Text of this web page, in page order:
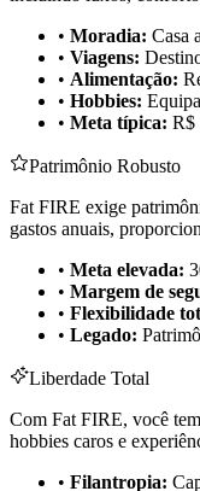
• Moradia: Casa
• Viagens:
• Alimentação:
• Hobbies:
• Meta típica: R$
Patrimônio Robusto
Fat FIRE exige
gastos anuais,
• Meta elevada:
• Margem de
• Flexibilidade
• Legado:
Liberdade Total
Com Fat FIRE, você
hobbies caros e
• Filantropia: